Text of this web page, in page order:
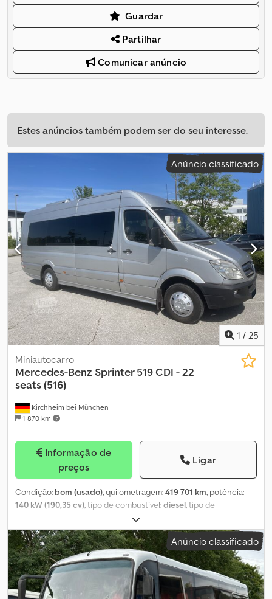
Guardar
Partilhar
Comunicar anúncio
Estes anúncios também podem ser do seu interesse.
Anúncio classificado
1 / 25
Kirchheim bei München
1 870 km
Miniautocarro
Mercedes-Benz Sprinter 519 CDI - 22
seats (516)
Informação de
preços
Ligar
Condição: bom (usado), quilometragem:419 701 km, potência:
140 kW (190,35 cv), tipo de combustível:diesel, tipo de
, configuração de eixo:
matrícula:11/2013, classe de emissão:Euro 5, cor:prateado,
número de lugares:22, Equipamento:ABS, acoplamento de
reboque, airbag, aquecedor estacionário, ar condicionado,
controlo de velocidade de cruzeiro, fecho centralizado,
Mercedes-Benz Sprinter 519 CDI, data de primeira matrícula:
29.11.2013, motor Mercedes de 190 cv, norma Euro 5, 419.701 km,
Anúncio classificado